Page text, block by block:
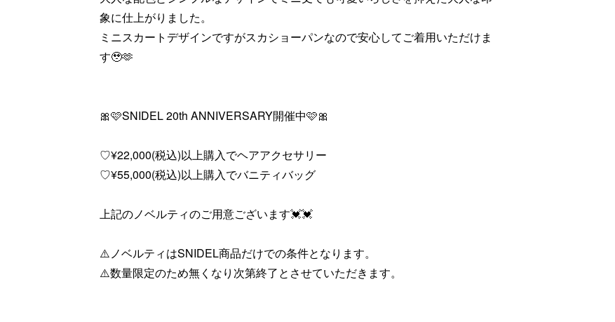
象に仕上がりました。
ミニスカートデザインですがスカショーパンなので安心してご着用いただけま
す🥹🫶
🎀🩷SNIDEL 20th ANNIVERSARY開催中🩷🎀
♡¥22,000(税込)以上購入でヘアアクセサリー
♡¥55,000(税込)以上購入でバニティバッグ
上記のノベルティのご用意ございます💓💓
⚠️ノベルティはSNIDEL商品だけでの条件となります。
⚠️数量限定のため無くなり次第終了とさせていただきます。